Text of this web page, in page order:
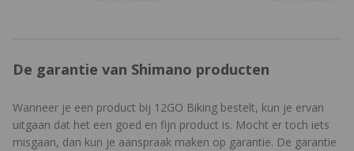
De garantie van Shimano producten
Wanneer je een product bij 12GO Biking bestelt, kun je ervan
uitgaan dat het een goed en fijn product is. Mocht er toch iets
misgaan, dan kun je aanspraak maken op garantie. De garantie